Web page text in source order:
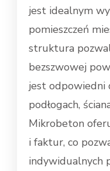
jest idealnym
pomieszczeń
struktura
bezszwowej
jest odpowiedni
podłogach,
Mikrobeton
i faktur, co
indywidualnych